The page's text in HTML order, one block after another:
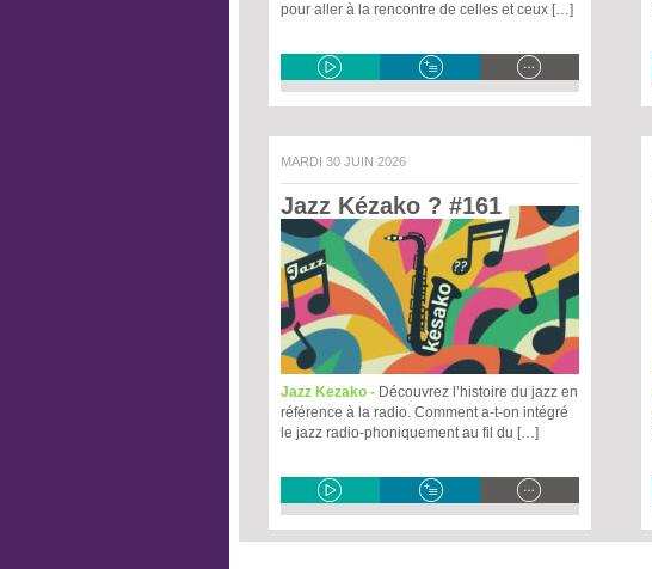
pour aller à la rencontre de celles et ceux […]
MARDI 30 JUIN 2026
Jazz Kézako ? #161
Jazz Kezako - Découvrez l’histoire du jazz en
référence à la radio. Comment a-t-on intégré
le jazz radio-phoniquement au fil du […]